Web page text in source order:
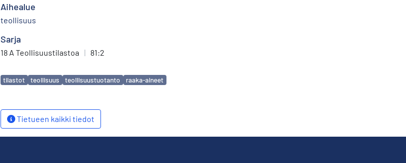
Aihealue
teollisuus
Sarja
18 A Teollisuustilastoa | 81:2
Avainsanat
tilastot teollisuus teollisuustuotanto raaka-aineet
Tietueen kaikki tiedot